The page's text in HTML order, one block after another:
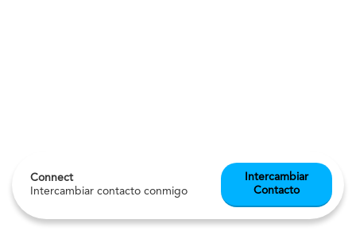
Connect
Intercambiar contacto conmigo
Intercambiar
Contacto